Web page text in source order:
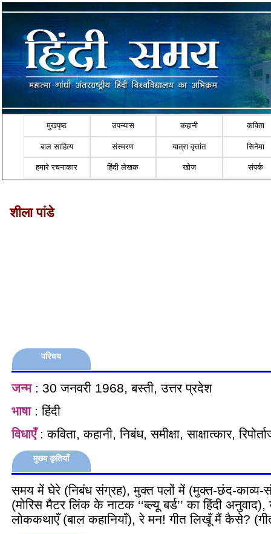
मुखपृष्ठ उपन्यास कहानी कविता
बाल साहित्य संस्मरण यात्रा वृत्तांत सिनेमा
हमारे रचनाकार हिंदी लेखक खोज संपर्क
शीला पांडे
परिचय
जन्म: 30 जनवरी 1968, बस्ती, उत्तर प्रदेश
भाषा: हिंदी
विधाएँ: कविता, कहानी, निबंध, समीक्षा, साक्षात्कार,
मुख्य कृतियाँ
समय में घेरे (निबंध संग्रह), मुक्त पलों में (मुक्त-छंद-काव्य-
(मोरिस मैटर लिंक के नाटक ‘‘ब्ल्यू बर्ड’’ का हिंदी अनुवाद),
लोककथाएँ (बाल कहानियाँ), रे मन! गीत लिखूँ मैं कैसे?